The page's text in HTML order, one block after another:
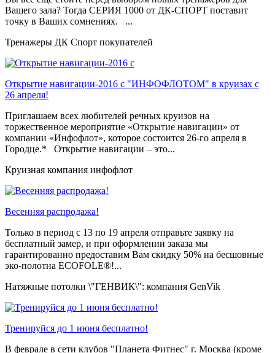
Вашего зала? Тогда СЕРИЯ 1000 от ДК-СПОРТ поставит
точку в Ваших сомнениях. ...
Тренажеры ДК Спорт покупателей
Открытие навигации-2016 с "ИНФОФЛОТОМ" в круизах с
26 апреля!
Приглашаем всех любителей речных круизов на
торжественное мероприятие «Открытие навигации» от
компании «Инфофлот», которое состоится 26-го апреля в
Городце.* Открытие навигации – это...
Круизная компания инфофлот
Весенняя распродажа!
Только в период c 13 по 19 апреля отправьте заявку на
бесплатный замер, и при оформлении заказа мы
гарантированно предоставим Вам скидку 50% на бесшовные
эко-полотна ECOFOLE®!...
Натяжные потолки \"ГЕНВИК\": компания GenVik
Тренируйся до 1 июня бесплатно!
В феврале в сети клубов "Планета Фитнес" г. Москва (кроме